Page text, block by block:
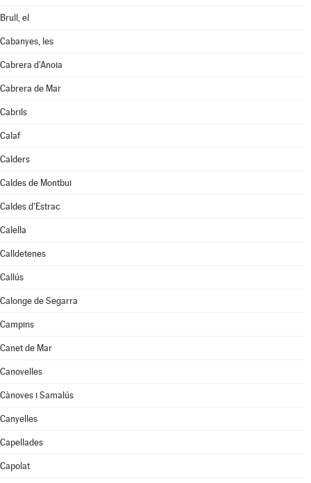
Brull, el
Cabanyes, les
Cabrera d'Anoia
Cabrera de Mar
Cabrils
Calaf
Calders
Caldes de Montbui
Caldes d'Estrac
Calella
Calldetenes
Callús
Calonge de Segarra
Campins
Canet de Mar
Canovelles
Cànoves i Samalús
Canyelles
Capellades
Capolat